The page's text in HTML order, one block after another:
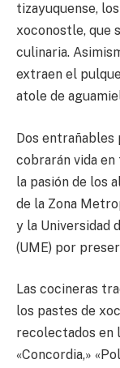
tizayuquense,
xoconostle, que
culinaria.
extraen el
atole de
Dos entrañables
cobrarán vida
la pasión de los
de la Zona
y la Universidad
(UME) por
Las cocineras
los pastes de
recolectados en
«Concordia,»